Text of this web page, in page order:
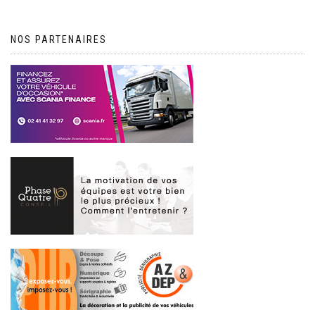
NOS PARTENAIRES